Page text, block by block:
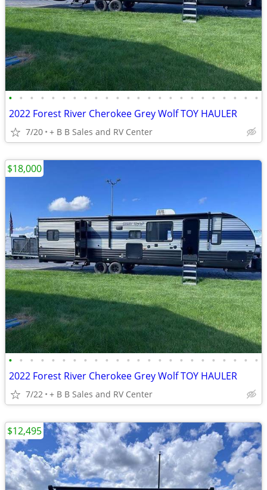
• • • • • • • • • • • • • • • • • • • • • • • •
2022 Forest River Cherokee Grey Wolf TOY HAULER
7/20 + B B Sales and RV Center
• • • • • • • • • • • • • • • • • • • • • • • •
2022 Forest River Cherokee Grey Wolf TOY HAULER
7/22 + B B Sales and RV Center
$18,000
$12,495